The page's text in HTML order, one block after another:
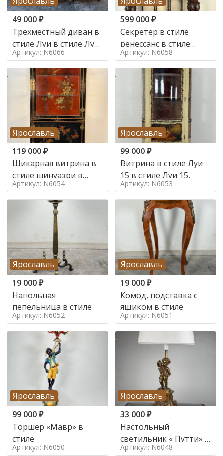
49 000₽
Трехместный диван в
стиле Луи в стиле Луи
16,
Артикул: N6066
599 000₽
Секретер в стиле
ренессанс в стиле
ренессанс, 19 век
Артикул: N6058
Ярославль
119 000₽
Шикарная витрина в
стиле шинуазри в
стиле шинуазри,
Артикул: N6054
Ярославль
99 000₽
Витрина в стиле Луи
15 в стиле Луи 15,
Артикул: N6053
Ярославль
19 000₽
Напольная
пепельница в стиле
Артикул: N6052
Ярославль
19 000₽
Комод, подставка с
ящиком в стиле
Артикул: N6051
Ярославль
99 000₽
Торшер «Мавр» в
стиле
Артикул: N6050
Ярославль
33 000₽
Настольный
светильник « Путти» в
стиле
Артикул: N6048